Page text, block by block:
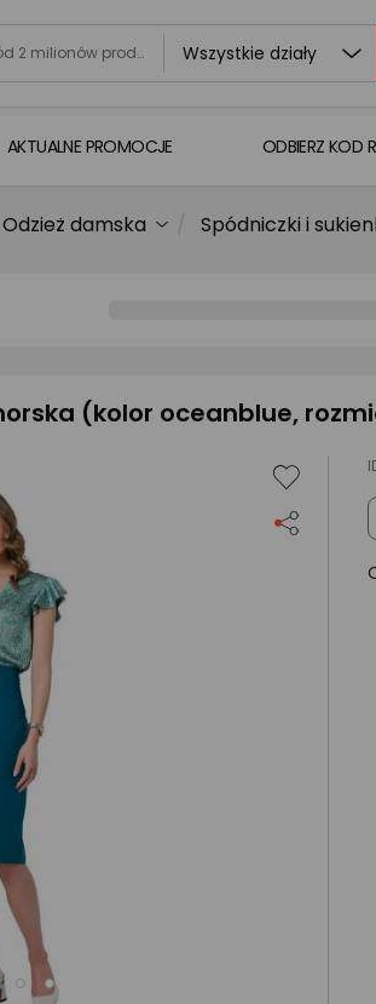
Wszystkie działy
AKTUALNE PROMOCJE ODBIERZ KOD
Odzież damska Spódniczki i
(kolor oceanblue,